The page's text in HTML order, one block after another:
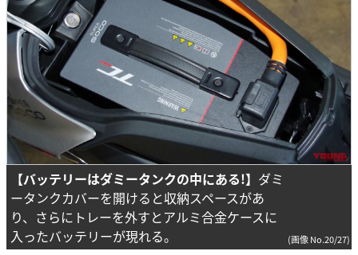
【バッテリーはダミータンクの中にある!】 ダミ
ータンクカバーを開けると収納スペースがあ
り、さらにトレーを外すとアルミ合金ケースに
入ったバッテリーが現れる。
(画像 No.20/27)